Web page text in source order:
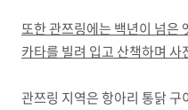
또한 관쯔링에는 백년이 넘은
카타를 빌려 입고 산책하며
관쯔링 지역은 항아리 통닭